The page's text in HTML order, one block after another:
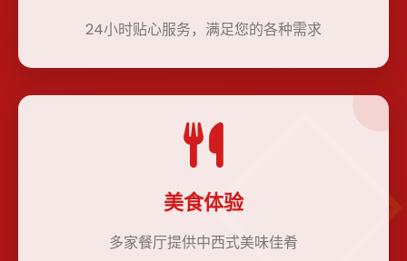
24小时贴心服务，满足您的各种需求
美食体验
多家餐厅提供中西式美味佳肴